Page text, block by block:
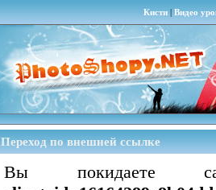
Кисти| Видео
Переход по внешней ссылке
Вы покидаете